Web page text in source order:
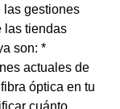
las gestiones
las tiendas
son: *
actuales de
óptica en tu
cuánto